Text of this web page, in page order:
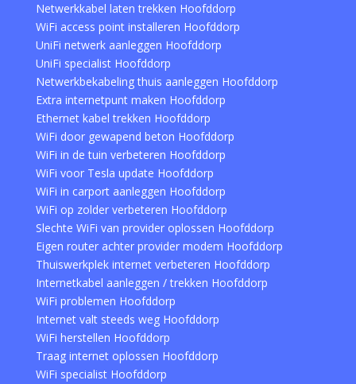
Netwerkkabel laten trekken Hoofddorp
WiFi access point installeren Hoofddorp
UniFi netwerk aanleggen Hoofddorp
UniFi specialist Hoofddorp
Netwerkbekabeling thuis aanleggen Hoofddorp
Extra internetpunt maken Hoofddorp
Ethernet kabel trekken Hoofddorp
WiFi door gewapend beton Hoofddorp
WiFi in de tuin verbeteren Hoofddorp
WiFi voor Tesla update Hoofddorp
WiFi in carport aanleggen Hoofddorp
WiFi op zolder verbeteren Hoofddorp
Slechte WiFi van provider oplossen Hoofddorp
Eigen router achter provider modem Hoofddorp
Thuiswerkplek internet verbeteren Hoofddorp
Internetkabel aanleggen / trekken Hoofddorp
WiFi problemen Hoofddorp
Internet valt steeds weg Hoofddorp
WiFi herstellen Hoofddorp
Traag internet oplossen Hoofddorp
WiFi specialist Hoofddorp